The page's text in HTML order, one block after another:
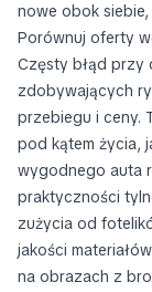
nowe obok
Porównuj oferty
Częsty błąd przy
zdobywających
przebiegu i ceny.
pod kątem życia,
wygodnego auta
praktyczności
zużycia od
jakości
na obrazach z